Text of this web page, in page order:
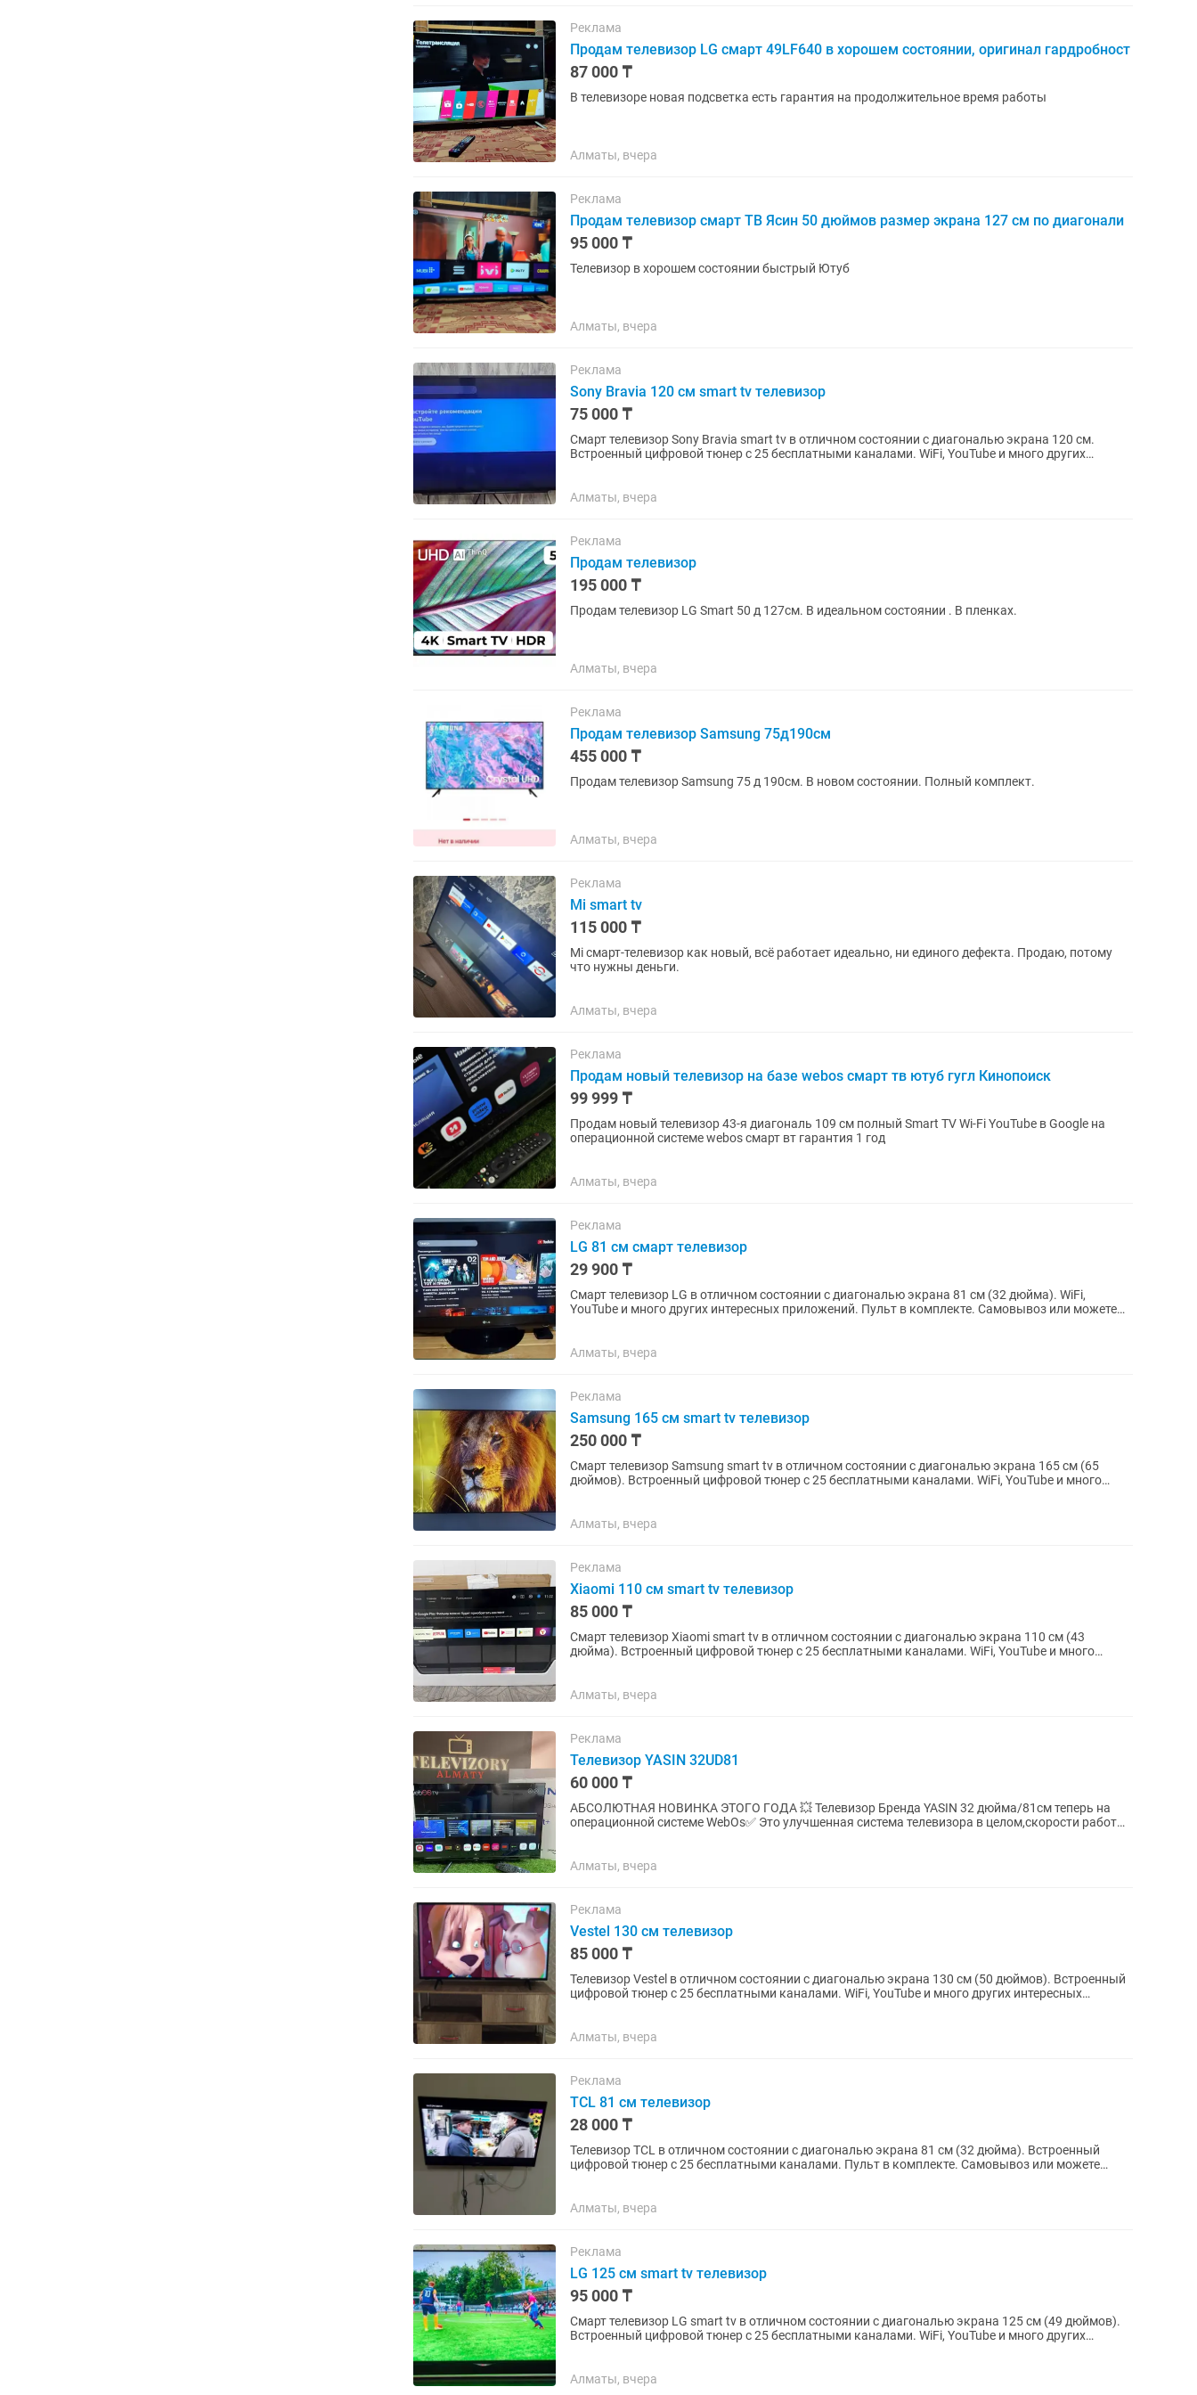
Реклама
Продам телевизор LG смарт 49LF640 в хорошем состоянии, оригинал гардробност
87 000 ₸
В телевизоре новая подсветка есть гарантия на продолжительное время работы
Алматы, вчера
Реклама
Продам телевизор смарт ТВ Ясин 50 дюймов размер экрана 127 см по диагонали
95 000 ₸
Телевизор в хорошем состоянии быстрый Ютуб
Алматы, вчера
Реклама
Sony Bravia 120 см smart tv телевизор
75 000 ₸
Смарт телевизор Sony Bravia smart tv в отличном состоянии с диагональю экрана 120 см.
Встроенный цифровой тюнер с 25 бесплатными каналами. WiFi, YouTube и много других
Алматы, вчера
Реклама
Продам телевизор
195 000 ₸
Продам телевизор LG Smart 50 д 127см. В идеальном состоянии . В пленках.
Алматы, вчера
Реклама
Продам телевизор Samsung 75д190см
455 000 ₸
Продам телевизор Samsung 75 д 190см. В новом состоянии. Полный комплект.
Алматы, вчера
Реклама
Mi smart tv
115 000 ₸
Mi смарт-телевизор как новый, всё работает идеально, ни единого дефекта. Продаю, потому
что нужны деньги.
Алматы, вчера
Реклама
Продам новый телевизор на базе webos смарт тв ютуб гугл Кинопоиск
99 999 ₸
Продам новый телевизор 43-я диагональ 109 см полный Smart TV Wi-Fi YouTube в Google на
операционной системе webos смарт вт гарантия 1 год
Алматы, вчера
Реклама
LG 81 см смарт телевизор
29 900 ₸
Смарт телевизор LG в отличном состоянии с диагональю экрана 81 см (32 дюйма). WiFi,
YouTube и много других интересных приложений. Пульт в комплекте. Самовывоз или можете
Алматы, вчера
Реклама
Samsung 165 см smart tv телевизор
250 000 ₸
Смарт телевизор Samsung smart tv в отличном состоянии с диагональю экрана 165 см (65
дюймов). Встроенный цифровой тюнер с 25 бесплатными каналами. WiFi, YouTube и много
Алматы, вчера
Реклама
Xiaomi 110 см smart tv телевизор
85 000 ₸
Смарт телевизор Xiaomi smart tv в отличном состоянии с диагональю экрана 110 см (43
дюйма). Встроенный цифровой тюнер с 25 бесплатными каналами. WiFi, YouTube и много
Алматы, вчера
Реклама
Телевизор YASIN 32UD81
60 000 ₸
АБСОЛЮТНАЯ НОВИНКА ЭТОГО ГОДА 💥 Телевизор Бренда YASIN 32 дюйма/81см теперь на
операционной системе WebOs✅ Это улучшенная система телевизора в целом,скорости работы,
Алматы, вчера
Реклама
Vestel 130 см телевизор
85 000 ₸
Телевизор Vestel в отличном состоянии с диагональю экрана 130 см (50 дюймов). Встроенный
цифровой тюнер с 25 бесплатными каналами. WiFi, YouTube и много других интересных
Алматы, вчера
Реклама
TCL 81 см телевизор
28 000 ₸
Телевизор TCL в отличном состоянии с диагональю экрана 81 см (32 дюйма). Встроенный
цифровой тюнер с 25 бесплатными каналами. Пульт в комплекте. Самовывоз или можете
Алматы, вчера
Реклама
LG 125 см smart tv телевизор
95 000 ₸
Смарт телевизор LG smart tv в отличном состоянии с диагональю экрана 125 см (49 дюймов).
Встроенный цифровой тюнер с 25 бесплатными каналами. WiFi, YouTube и много других
Алматы, вчера